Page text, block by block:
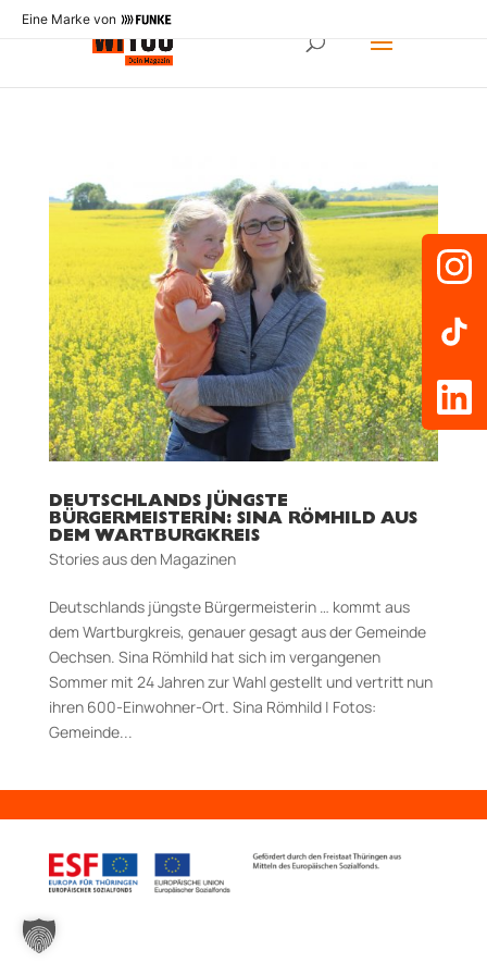
Eine Marke von
DEUTSCHLANDS JÜNGSTE
BÜRGERMEISTERIN: SINA RÖMHILD AUS
DEM WARTBURGKREIS
Stories aus den Magazinen
Deutschlands jüngste Bürger­meis­terin … kommt aus
dem Wartburgkreis, genauer gesagt aus der Gemeinde
Oechsen. Sina Römhild hat sich im vergangenen
Sommer mit 24 Jahren zur Wahl gestellt und vertritt nun
ihren 600-Einwohner-Ort. Sina Römhild | Fotos:
Gemeinde...